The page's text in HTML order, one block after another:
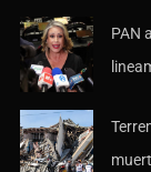
PAN